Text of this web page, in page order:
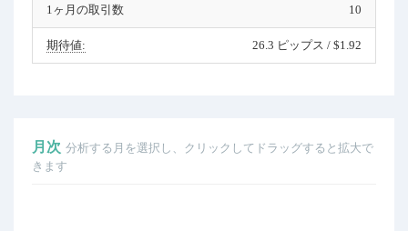
1ヶ月の取引数 10
期待値: 26.3 ピップス / $1.92
月次 分析する月を選択し、クリックしてドラッグすると拡大で
きます